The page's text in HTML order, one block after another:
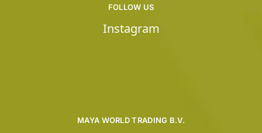
MAYA WORLD TRADING B.V.
FOLLOW US
Instagram